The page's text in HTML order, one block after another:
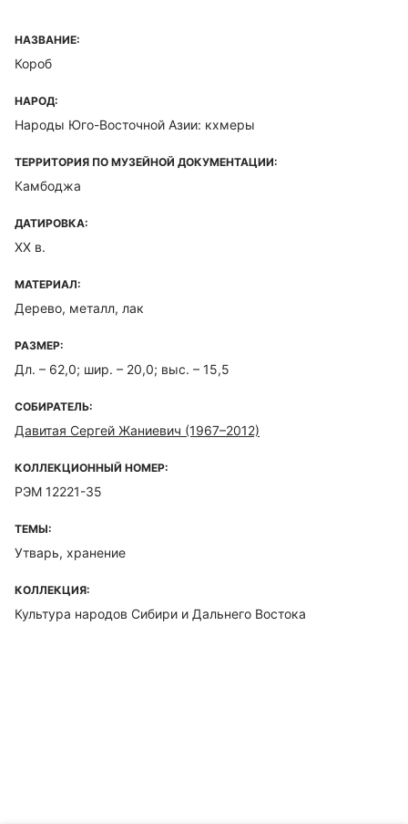
НАЗВАНИЕ:
Короб
НАРОД:
Народы Юго-Восточной Азии: кхмеры
ТЕРРИТОРИЯ ПО МУЗЕЙНОЙ ДОКУМЕНТАЦИИ:
Камбоджа
ДАТИРОВКА:
XX в.
МАТЕРИАЛ:
Дерево, металл, лак
РАЗМЕР:
Дл. – 62,0; шир. – 20,0; выс. – 15,5
СОБИРАТЕЛЬ:
Давитая Сергей Жаниевич (1967–2012)
КОЛЛЕКЦИОННЫЙ НОМЕР:
РЭМ 12221-35
ТЕМЫ:
Утварь, хранение
КОЛЛЕКЦИЯ:
Культура народов Сибири и Дальнего Востока